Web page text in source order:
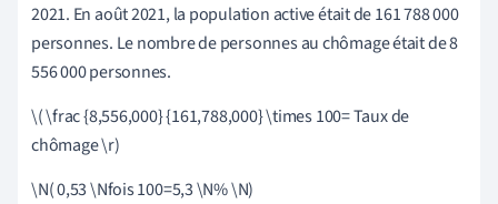
2021. En août 2021, la population active était de 161 788 000
personnes. Le nombre de personnes au chômage était de 8
556 000 personnes.
\( \frac {8,556,000} {161,788,000} \times 100= Taux de
chômage \r)
\N( 0,53 \Nfois 100=5,3 \N% \N)